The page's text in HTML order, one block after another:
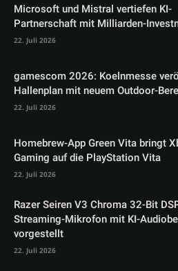
Microsoft und Mistral vertiefen KI-
Partnerschaft mit Milliarden-
22. Juli 2026
gamescom 2026: Koelnmesse
Hallenplan mit neuem Outdoor-
22. Juli 2026
Homebrew-App Green Vita bringt
Gaming auf die PlayStation Vita
22. Juli 2026
Razer Seiren V3 Chroma 32-Bit
Streaming-Mikrofon mit KI-
vorgestellt
22. Juli 2026